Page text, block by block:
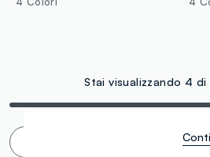
Stai visualizzando 4
Scroll infinito 🙄 ? No